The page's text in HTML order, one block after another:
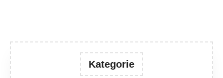
Kategorie